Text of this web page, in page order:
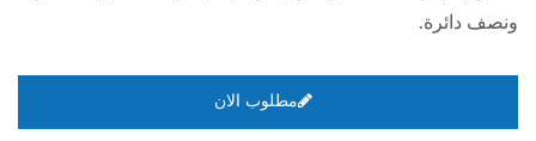
ونصف دائرة.
مطلوب الان